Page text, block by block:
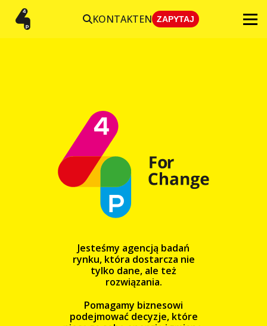
KONTAKTEN ZAPYTAJ
Jesteśmy agencją badań
rynku, która dostarcza nie
tylko dane, ale też
rozwiązania.
Pomagamy biznesowi
podejmować decyzje, które